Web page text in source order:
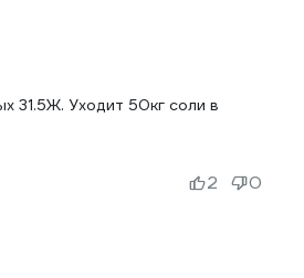
31.5Ж. Уходит 50кг соли в
2 0